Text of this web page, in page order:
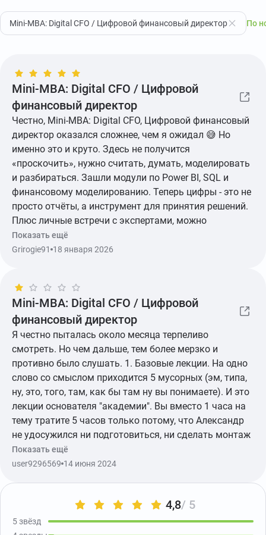
Mini-MBA: Digital CFO / Цифровой финансовый директор По
Mini-MBA: Digital CFO / Цифровой
финансовый директор
Честно, Mini-MBA: Digital CFO, Цифровой финансовый
директор оказался сложнее, чем я ожидал 😅 Но
именно это и круто. Здесь не получится
«проскочить», нужно считать, думать, моделировать
и разбираться. Зашли модули по Power BI, SQL и
финансовому моделированию. Теперь цифры - это не
просто отчёты, а инструмент для принятия решений.
Плюс личные встречи с экспертами, можно
разобрать свои реальные рабочие кейсы, а не
абстракцию.
Показать ещё
Grirogie91 18 января 2026
Mini-MBA: Digital CFO / Цифровой
финансовый директор
Я честно пыталась около месяца терпеливо
смотреть. Но чем дальше, тем более мерзко и
противно было слушать. 1. Базовые лекции. На одно
слово со смыслом приходится 5 мусорных (эм, типа,
ну, это, того, там, как бы там ну вы понимаете). И это
лекции основателя "академии". Вы вместо 1 часа на
тему тратите 5 часов только потому, что Александр
не удосужился ни подготовиться, ни сделать монтаж
после записи. Да он даже не пересмотрел ни разу,
похоже. Низкая культура речи и отсутствие хорошей
протараторивание текста на экране , причем с
ошибками и без нормальных пояснений. Проще взять
Показать ещё
user9296569 14 июня 2024
4,8/ 5
5 звёзд